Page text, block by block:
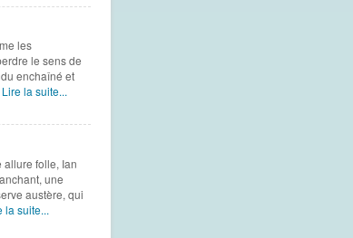
les
le sens de
enchaîné et
Lire la suite...
allure folle, Ian
une
austère, qui
la suite...